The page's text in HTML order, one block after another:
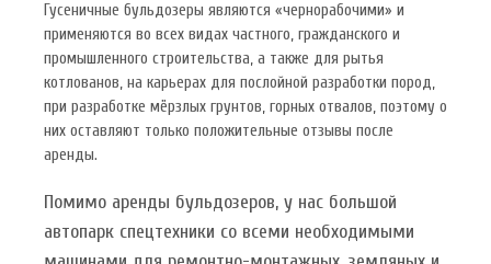
Гусеничные бульдозеры являются «чернорабочими» и
применяются во всех видах частного, гражданского и
промышленного строительства, а также для рытья
котлованов, на карьерах для послойной разработки пород,
при разработке мёрзлых грунтов, горных отвалов, поэтому о
них оставляют только положительные отзывы после
аренды.
Помимо аренды бульдозеров, у нас большой
автопарк спецтехники со всеми необходимыми